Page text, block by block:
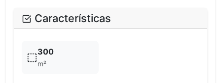
Características
300
m²